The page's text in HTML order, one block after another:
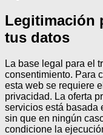
Legitimación
tus datos
La base legal para el
consentimiento. Para
esta web se requiere
privacidad. La oferta
servicios está basada
sin que en ningún
condicione la